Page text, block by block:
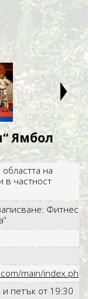
Ţ
Ямбол
на
в частност
Фитнес
main/index.php
петък от 19:30